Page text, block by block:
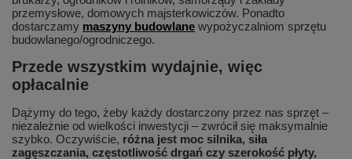
przemysłowe, domowych majsterkowiczów. Ponadto
dostarczamy maszyny budowlane wypożyczalniom sprzętu
budowlanego/ogrodniczego.
Przede wszystkim wydajnie, więc
opłacalnie
Dążymy do tego, żeby każdy dostarczony przez nas sprzęt –
niezależnie od wielkości inwestycji – zwrócił się maksymalnie
szybko. Oczywiście, różna jest moc silnika, siła
zagęszczania, częstotliwość drgań czy szerokość płyty,